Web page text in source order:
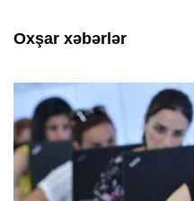
Oxşar xəbərlər